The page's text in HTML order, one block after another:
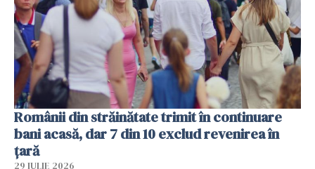
Românii din străinătate trimit în continuare
bani acasă, dar 7 din 10 exclud revenirea în
țară
29 IULIE 2026